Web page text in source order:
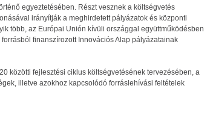
egyeztetésében. Részt vesznek a költségvetés
irányítják a meghirdetett pályázatok és központi
több, az Európai Unión kívüli országgal együttműködésben
finanszírozott Innovációs Alap pályázatainak
közötti fejlesztési ciklus költségvetésének tervezésében, a
illetve azokhoz kapcsolódó forráslehívási feltételek